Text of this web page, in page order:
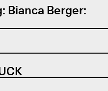
Bianca Berger: